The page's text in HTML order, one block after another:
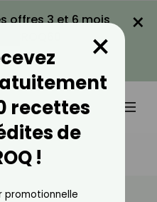
offres 3 et 6 mois
PROMO
×
recettes
de
!
×
promotionnelle